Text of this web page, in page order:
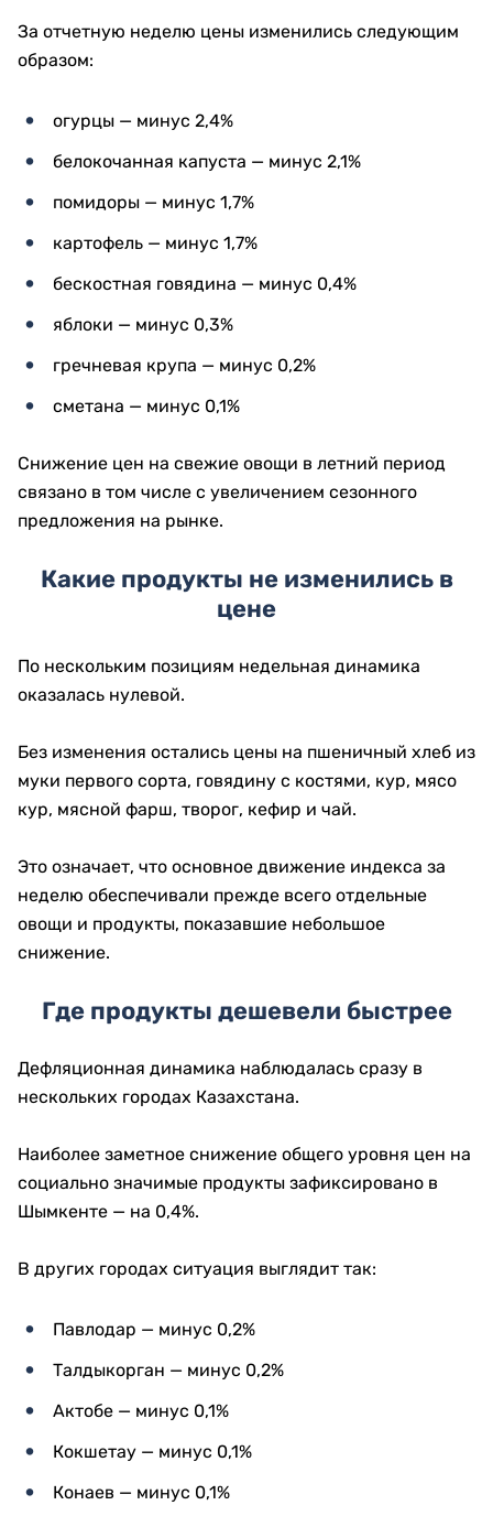
За отчетную неделю цены изменились следующим
образом:
огурцы — минус 2,4%
белокочанная капуста — минус 2,1%
помидоры — минус 1,7%
картофель — минус 1,7%
бескостная говядина — минус 0,4%
яблоки — минус 0,3%
гречневая крупа — минус 0,2%
сметана — минус 0,1%
Снижение цен на свежие овощи в летний период
связано в том числе с увеличением сезонного
предложения на рынке.
Какие продукты не изменились в
цене
По нескольким позициям недельная динамика
оказалась нулевой.
Без изменения остались цены на пшеничный хлеб из
муки первого сорта, говядину с костями, кур, мясо
кур, мясной фарш, творог, кефир и чай.
Это означает, что основное движение индекса за
неделю обеспечивали прежде всего отдельные
овощи и продукты, показавшие небольшое
снижение.
Где продукты дешевели быстрее
Дефляционная динамика наблюдалась сразу в
нескольких городах Казахстана.
Наиболее заметное снижение общего уровня цен на
социально значимые продукты зафиксировано в
Шымкенте — на 0,4%.
В других городах ситуация выглядит так:
Павлодар — минус 0,2%
Талдыкорган — минус 0,2%
Актобе — минус 0,1%
Кокшетау — минус 0,1%
Конаев — минус 0,1%